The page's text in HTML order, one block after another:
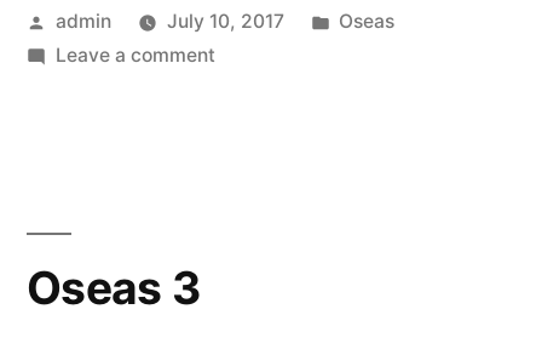
Posted
by
admin July 10, 2017
Posted
Oseas
Leave a commenton
Oseas 3